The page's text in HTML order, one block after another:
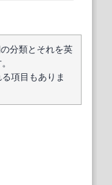
分類とそれを英
項目もありま